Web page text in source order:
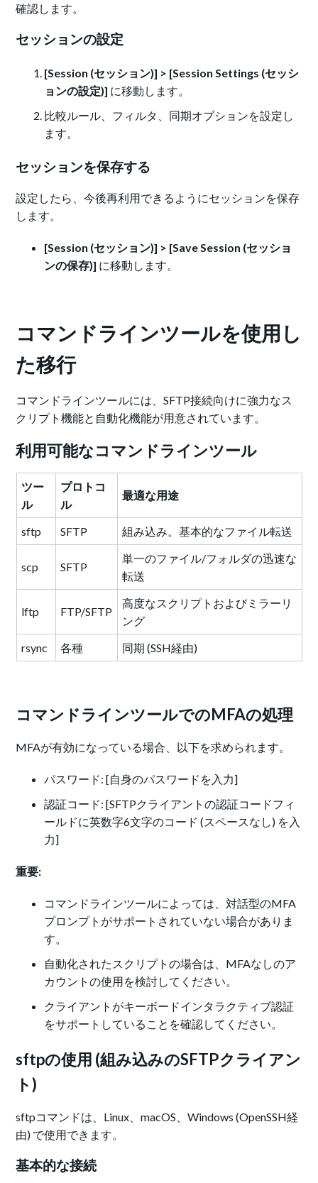
確認します。
セッションの設定
[Session (セッション)] > [Session Settings (セッシ
ョンの設定)] に移動します。
比較ルール、フィルタ、同期オプションを設定し
ます。
セッションを保存する
設定したら、今後再利用できるようにセッションを保存
します。
[Session (セッション)] > [Save Session (セッショ
ンの保存)] に移動します。
コマンドラインツールを使用し
た移行
コマンドラインツールには、SFTP接続向けに強力なス
クリプト機能と自動化機能が用意されています。
利用可能なコマンドラインツール
ツー
ル
プロトコ
ル
最適な用途
sftp SFTP 組み込み。基本的なファイル転送
scp SFTP
単一のファイル/フォルダの迅速な
転送
lftp FTP/SFTP
高度なスクリプトおよびミラーリ
ング
rsync
各種 同期 (SSH経由)
コマンドラインツールでのMFAの処理
MFAが有効になっている場合、以下を求められます。
パスワード: [自身のパスワードを入力]
認証コード: [SFTPクライアントの認証コードフィ
ールドに英数字6文字のコード (スペースなし) を入
力]
重要:
コマンドラインツールによっては、対話型のMFA
プロンプトがサポートされていない場合がありま
す。
自動化されたスクリプトの場合は、MFAなしのア
カウントの使用を検討してください。
クライアントがキーボードインタラクティブ認証
をサポートしていることを確認してください。
sftpの使用 (組み込みのSFTPクライアン
ト)
sftpコマンドは、Linux、macOS、Windows (OpenSSH経
由) で使用できます。
基本的な接続